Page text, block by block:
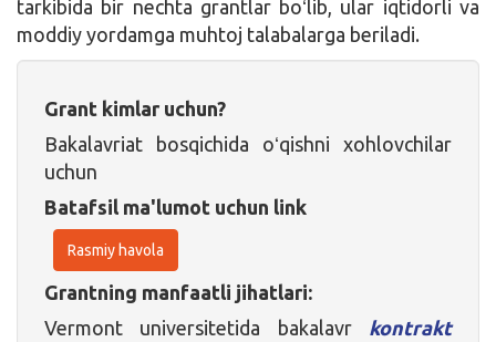
tarkibida bir nechta grantlar boʻlib, ular iqtidorli va
moddiy yordamga muhtoj talabalarga beriladi.
Grant kimlar uchun?
Bakalavriat bosqichida oʻqishni xohlovchilar
uchun
Batafsil ma'lumot uchun link
Rasmiy havola
Grantning manfaatli jihatlari:
Vermont universitetida bakalavr kontrakt